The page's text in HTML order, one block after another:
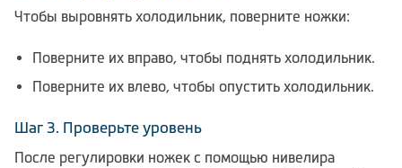
Чтобы выровнять холодильник, поверните ножки:
Поверните их вправо, чтобы поднять холодильник.
Поверните их влево, чтобы опустить холодильник.
Шаг 3. Проверьте уровень
После регулировки ножек с помощью нивелира